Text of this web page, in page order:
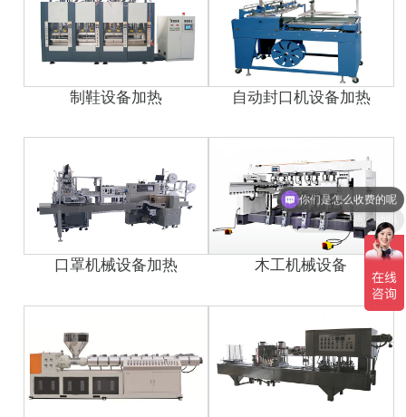
自动封口机设备加热
制鞋设备加热
木工机械设备
口罩机械设备加热
你们是怎么收费的呢
现在有优惠活动吗